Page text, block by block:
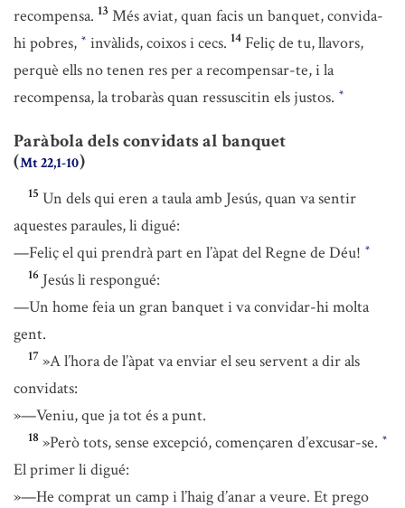
recompensa. 13 Més aviat, quan facis un banquet, convida-
hi pobres, * invàlids, coixos i cecs. 14 Feliç de tu, llavors,
perquè ells no tenen res per a recompensar-te, i la
recompensa, la trobaràs quan ressuscitin els justos. *
Paràbola dels convidats al banquet
(Mt 22,1-10)
15 Un dels qui eren a taula amb Jesús, quan va sentir
aquestes paraules, li digué:
—Feliç el qui prendrà part en l’àpat del Regne de Déu! *
16 Jesús li respongué:
—Un home feia un gran banquet i va convidar-hi molta
gent.
17 »A l’hora de l’àpat va enviar el seu servent a dir als
convidats:
»—Veniu, que ja tot és a punt.
18 »Però tots, sense excepció, començaren d’excusar-se. *
El primer li digué:
»—He comprat un camp i l’haig d’anar a veure. Et prego